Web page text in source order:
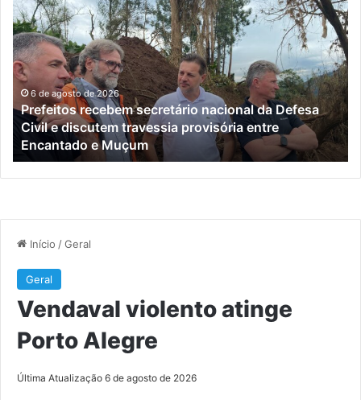
recebem
secretário
nacional
da
Defesa
Civil
e
discutem
travessia
provisória
entre
6 de agosto de 2026
Prefeitos recebem secretário nacional da Defesa
Civil e discutem travessia provisória entre
Encantado e Muçum
a
de